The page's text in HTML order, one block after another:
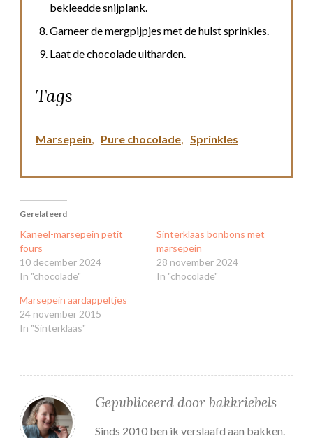
bekleedde snijplank.
Garneer de mergpijpjes met de hulst sprinkles.
Laat de chocolade uitharden.
Tags
Marsepein Pure chocolade Sprinkles
Gerelateerd
Kaneel-marsepein petit
fours
10 december 2024
In "chocolade"
Sinterklaas bonbons met
marsepein
28 november 2024
In "chocolade"
Marsepein aardappeltjes
24 november 2015
In "Sinterklaas"
Gepubliceerd door bakkriebels
Sinds 2010 ben ik verslaafd aan bakken.